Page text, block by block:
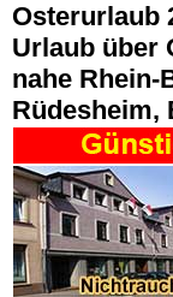
Osterurlaub
Urlaub über
nahe Rhein-
Rüdesheim,